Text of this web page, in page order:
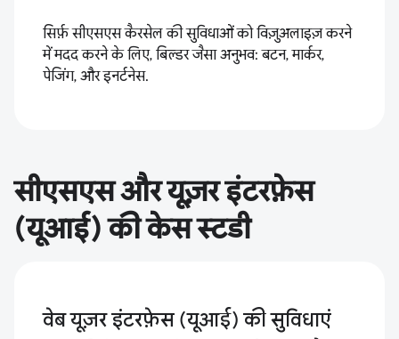
सिर्फ़ सीएसएस कैरसेल की सुविधाओं को विज़ुअलाइज़ करने
में मदद करने के लिए, बिल्डर जैसा अनुभव: बटन, मार्कर,
पेजिंग, और इनर्टनेस.
सीएसएस और यूज़र इंटरफ़ेस
(यूआई) की केस स्टडी
वेब यूज़र इंटरफ़ेस (यूआई) की सुविधाएं